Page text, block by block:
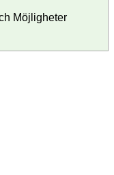
Möjligheter